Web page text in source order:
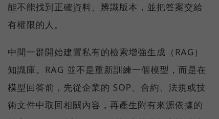
能不能找到正確資料、辨識版本，並把答案交給
有權限的人。
中間一群開始建置私有的檢索增強生成（RAG）
知識庫。RAG 並不是重新訓練一個模型，而是在
模型回答前，先從企業的 SOP、合約、法規或技
術文件中取回相關內容，再產生附有來源依據的